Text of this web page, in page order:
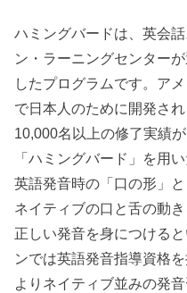
ハミングバードは、英会
ン・ラーニングセンター
したプログラムです。ア
で日本人のために開発さ
10,000名以上の修了実績
「ハミングバード」を用
英語発音時の「口の形」
ネイティブの口と舌の動
正しい発音を身につける
ンでは英語発音指導資格
よりネイティブ並みの発